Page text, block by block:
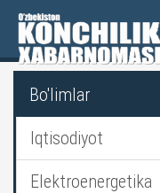
Bo'limlar
Iqtisodiyot
Elektroenergetika